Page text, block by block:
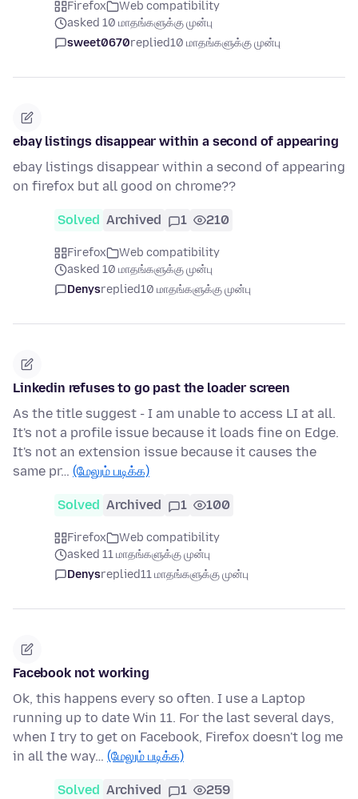
Firefox
Web compatibility
asked 10 மாதங்களுக்கு முன்பு
sweet0670replied10 மாதங்களுக்கு முன்பு
ebay listings disappear within a second of appearing
ebay listings disappear within a second of appearing
on firefox but all good on chrome??
Solved Archived 1 210
Firefox
Web compatibility
asked 10 மாதங்களுக்கு முன்பு
Denysreplied10 மாதங்களுக்கு முன்பு
Linkedin refuses to go past the loader screen
As the title suggest - I am unable to access LI at all.
It's not a profile issue because it loads fine on Edge.
It's not an extension issue because it causes the
same pr… (மேலும் படிக்க)
Solved Archived 1 100
Firefox
Web compatibility
asked 11 மாதங்களுக்கு முன்பு
Denysreplied11 மாதங்களுக்கு முன்பு
Facebook not working
Ok, this happens every so often. I use a Laptop
running up to date Win 11. For the last several days,
when I try to get on Facebook, Firefox doesn't log me
in all the way… (மேலும் படிக்க)
Solved Archived 1 259